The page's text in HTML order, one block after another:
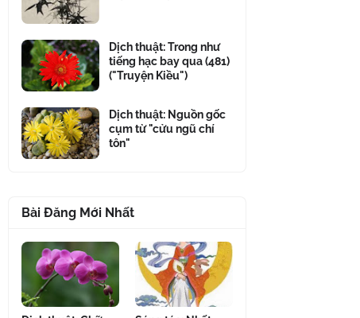
Dịch thuật: Trong như
tiếng hạc bay qua (481)
("Truyện Kiều")
Dịch thuật: Nguồn gốc
cụm từ "cửu ngũ chí
tôn"
Bài Đăng Mới Nhất